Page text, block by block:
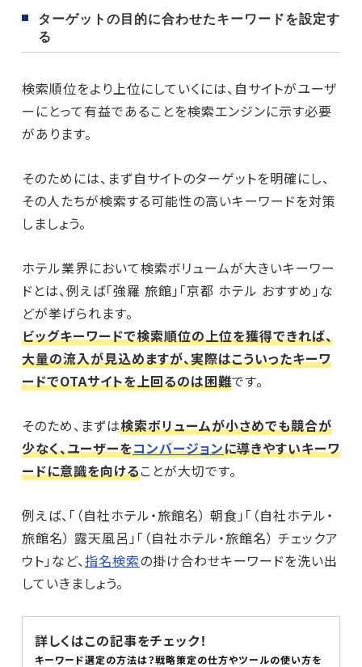
ターゲットの目的に合わせたキーワードを設定す
る
検索順位をより上位にしていくには、自サイトがユーザ
ーにとって有益であることを検索エンジンに示す必要
があります。
そのためには、まず自サイトのターゲットを明確にし、
その人たちが検索する可能性の高いキーワードを対策
しましょう。
ホテル業界において検索ボリュームが大きいキーワー
ドとは、例えば「強羅 旅館」「京都 ホテル おすすめ」な
どが挙げられます。
ビッグキーワードで検索順位の上位を獲得できれば、
大量の流入が見込めますが、実際はこういったキーワ
ードでOTAサイトを上回るのは困難です。
そのため、まずは検索ボリュームが小さめでも競合が
少なく、ユーザーをコンバージョンに導きやすいキーワ
ードに意識を向けることが大切です。
例えば、「（自社ホテル・旅館名） 朝食」「（自社ホテル・
旅館名） 露天風呂」「（自社ホテル・旅館名） チェックア
ウト」など、指名検索の掛け合わせキーワードを洗い出
していきましょう。
詳しくはこの記事をチェック！
キーワード選定の方法は？戦略策定の仕方やツールの使い方を